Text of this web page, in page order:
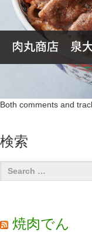
Both comments and
検索
焼肉でん